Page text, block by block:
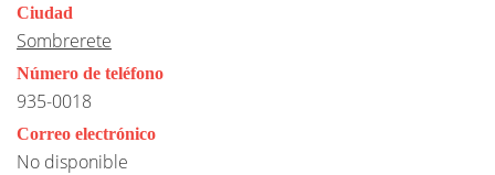
Ciudad
Sombrerete
Número de teléfono
935-0018
Correo electrónico
No disponible